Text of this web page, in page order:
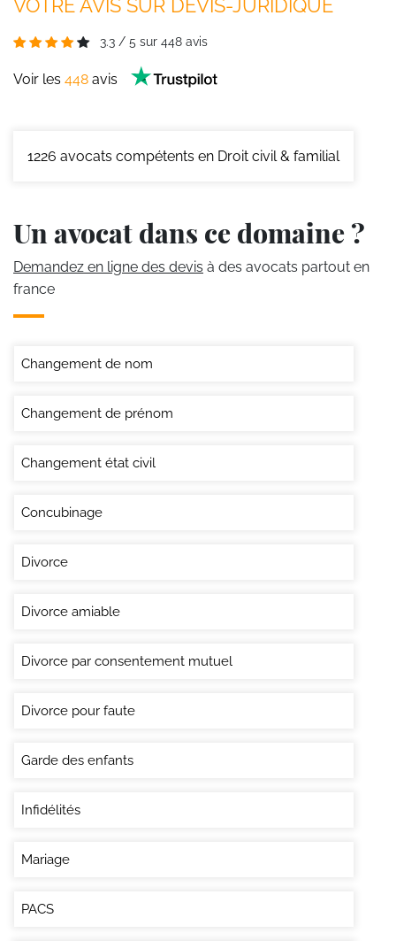
VOTRE AVIS SUR DEVIS-JURIDIQUE
3.3 / 5 sur 448 avis
Voir les 448 avis
1226 avocats compétents en Droit civil & familial
Un avocat dans ce domaine ?
Demandez en ligne des devis à des avocats partout en
france
Changement de nom
Changement de prénom
Changement état civil
Concubinage
Divorce
Divorce amiable
Divorce par consentement mutuel
Divorce pour faute
Garde des enfants
Infidélités
Mariage
PACS